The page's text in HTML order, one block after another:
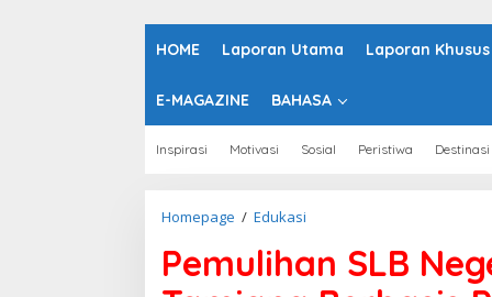
HOME Laporan Utama Laporan Khusus
E-MAGAZINE BAHASA
Inspirasi Motivasi Sosial Peristiwa Destinasi
Homepage / Edukasi
m
u
Pemulihan SLB